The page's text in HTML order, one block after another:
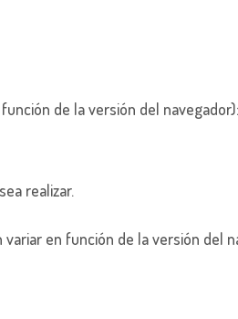
de la versión del navegador):
realizar.
en función de la versión del